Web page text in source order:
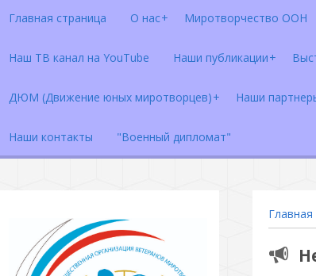
Главная страница О нас Миротворчество ООН
Наш ТВ канал на YouTube Наши публикации
ДЮМ (Движение юных миротворцев) Наши
Наши контакты "Военный дипломат"
Главная